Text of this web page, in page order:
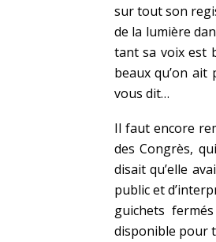
sur tout son
de la lumière
tant sa voix est
beaux qu’on
vous dit…
Il faut encore
des Congrès,
disait qu’elle
public et
guichets
disponible pour